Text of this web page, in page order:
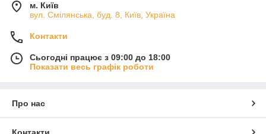
м. Київ
вул. Смілянська, буд. 8, Київ, Україна
Контакти
Сьогодні працює з 09:00 до 18:00
Показати весь графік роботи
Про нас